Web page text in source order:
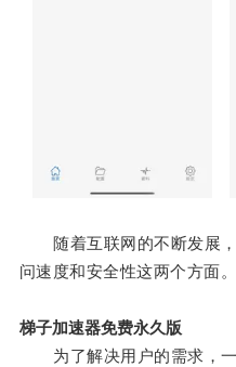
随着互联网的不断发展，
问速度和安全性这两个方面。
梯子加速器免费永久版
为了解决用户的需求，一